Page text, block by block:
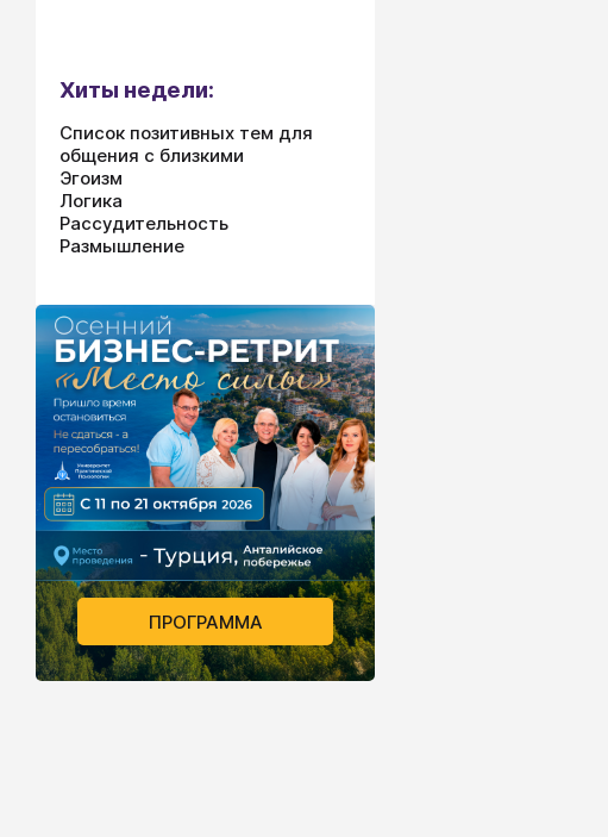
Хиты недели:
Список позитивных тем для
общения с близкими
Эгоизм
Логика
Рассудительность
Размышление
ПРОГРАММА